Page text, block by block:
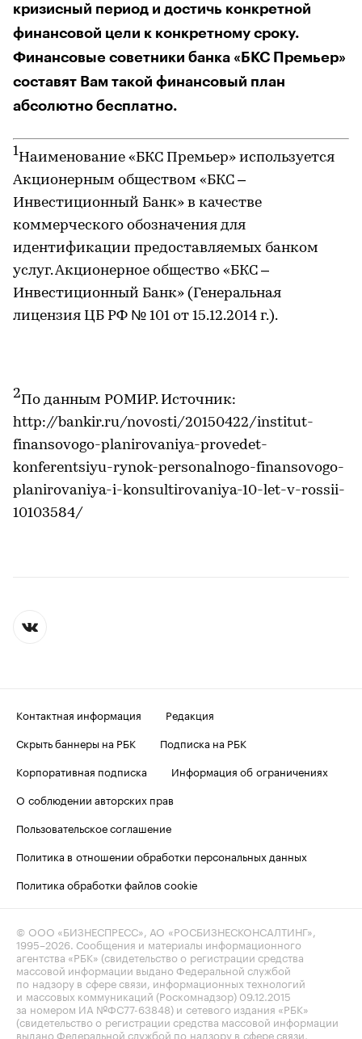
кризисный период и достичь конкретной
финансовой цели к конкретному сроку.
Финансовые советники банка «БКС Премьер»
составят Вам такой финансовый план
абсолютно бесплатно.
1Наименование «БКС Премьер» используется
Акционерным обществом «БКС –
Инвестиционный Банк» в качестве
коммерческого обозначения для
идентификации предоставляемых банком
услуг. Акционерное общество «БКС –
Инвестиционный Банк» (Генеральная
лицензия ЦБ РФ № 101 от 15.12.2014 г.).
2По данным РОМИР. Источник:
http://bankir.ru/novosti/20150422/institut-
finansovogo-planirovaniya-provedet-
konferentsiyu-rynok-personalnogo-finansovogo-
planirovaniya-i-konsultirovaniya-10-let-v-rossii-
10103584/
Контактная информация
Редакция
Скрыть баннеры на РБК
Подписка на РБК
Корпоративная подписка
Информация об ограничениях
О соблюдении авторских прав
Пользовательское соглашение
Политика в отношении обработки персональных данных
Политика обработки файлов cookie
© ООО «БИЗНЕСПРЕСС», АО «РОСБИЗНЕСКОНСАЛТИНГ»,
1995–2026 . Сообщения и материалы информационного
агентства «РБК» (свидетельство о регистрации средства
массовой информации выдано Федеральной службой
по надзору в сфере связи, информационных технологий
и массовых коммуникаций (Роскомнадзор) 09.12.2015
за номером ИА №ФС77-63848) и сетевого издания «РБК»
(свидетельство о регистрации средства массовой информации
выдано Федеральной службой по надзору в сфере связи,